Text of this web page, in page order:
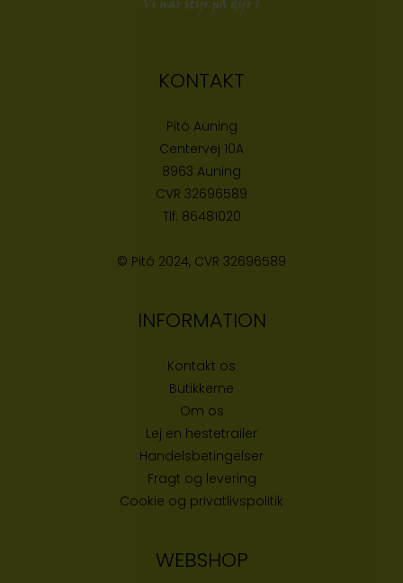
KONTAKT
Pitó Auning
Centervej 10A
8963 Auning
CVR 32696589
Tlf: 86481020
© Pitó 2024, CVR 32696589
INFORMATION
Kontakt os
Butikkerne
Om os
Lej en hestetrailer
Handelsbetingelser
Fragt og levering
Cookie og privatlivspolitik
WEBSHOP